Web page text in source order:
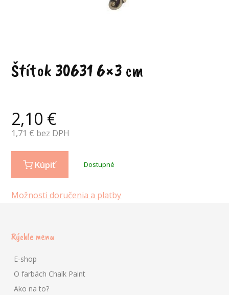
Štítok 30631 6×3 cm
2,10 €
1,71 € bez DPH
Kúpiť Dostupné
Možnosti doručenia a platby
Rýchle menu
E-shop
O farbách Chalk Paint
Ako na to?